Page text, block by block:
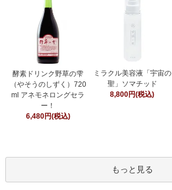
酵素ドリンク野草の雫
（やそうのしずく）720
ml アネモネロングセラ
ー！
6,480円(税込)
ミラクル美容液「宇宙の
聖」ソマチッド
8,800円(税込)
もっと見る